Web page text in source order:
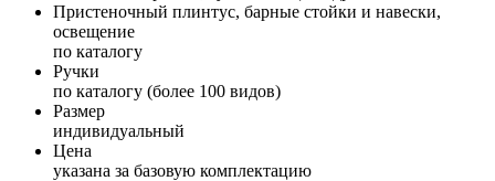
Пристеночный плинтус, барные стойки и навески,
освещение
по каталогу
Ручки
по каталогу (более 100 видов)
Размер
индивидуальный
Цена
указана за базовую комплектацию